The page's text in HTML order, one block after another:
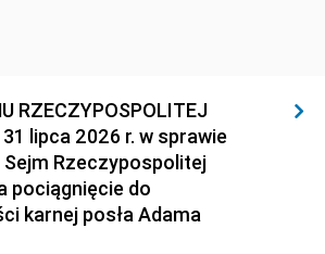
RZECZYPOSPOLITEJ
lipca 2026 r. w sprawie
Rzeczypospolitej
pociągnięcie do
karnej posła Adama